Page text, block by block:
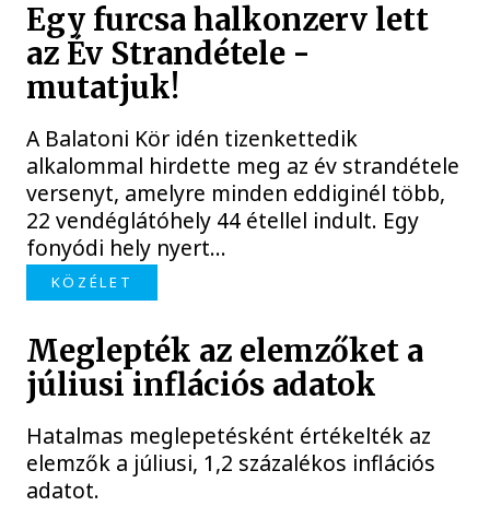
Egy furcsa halkonzerv lett
az Év Strandétele -
mutatjuk!
A Balatoni Kör idén tizenkettedik
alkalommal hirdette meg az év strandétele
versenyt, amelyre minden eddiginél több,
22 vendéglátóhely 44 étellel indult. Egy
fonyódi hely nyert...
KÖZÉLET
Meglepték az elemzőket a
júliusi inflációs adatok
Hatalmas meglepetésként értékelték az
elemzők a júliusi, 1,2 százalékos inflációs
adatot.